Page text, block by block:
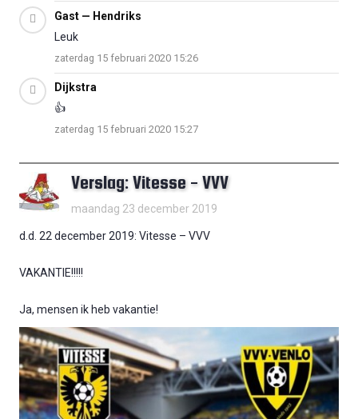
Gast — Hendriks
Leuk
zaterdag 15 februari 2020 15:26
Dijkstra
👍
zaterdag 15 februari 2020 15:27
Verslag: Vitesse - VVV
maandag 23 december 2019
d.d. 22 december 2019: Vitesse – VVV
VAKANTIE!!!!!
Ja, mensen ik heb vakantie!